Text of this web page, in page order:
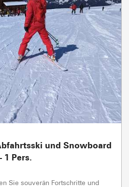
und Snowboard
1 Pers.
Sie souverän Fortschritte und